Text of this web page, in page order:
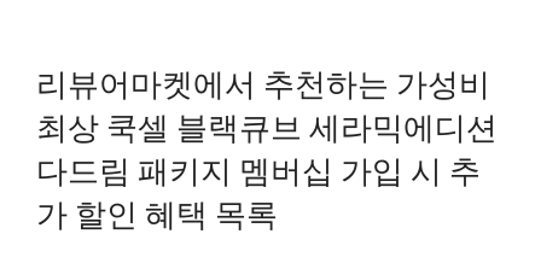
리뷰어마켓에서 추천하는 가성비
최상 쿡셀 블랙큐브 세라믹에디션
다드림 패키지 멤버십 가입 시 추
가 할인 혜택 목록